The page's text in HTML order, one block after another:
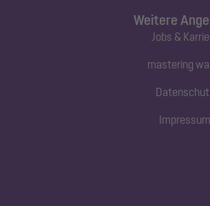
Weitere
Jobs &
mastering
Impressum